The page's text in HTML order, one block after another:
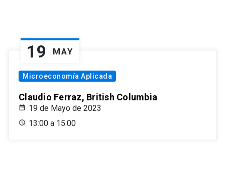
19 MAY
Microeconomía Aplicada
Claudio Ferraz, British Columbia
19 de Mayo de 2023
13:00 a 15:00